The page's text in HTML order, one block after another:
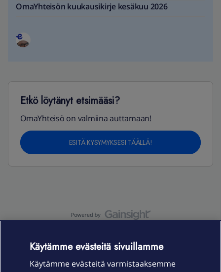
OmaYhteisön kuukausikirje kesäkuu 2026
Etkö löytänyt etsimääsi?
OmaYhteisö on valmiina auttamaan!
ESITÄ KYSYMYKSESI TÄÄLLÄ!
Käytämme evästeitä sivuillamme
Käytämme evästeitä varmistaaksemme